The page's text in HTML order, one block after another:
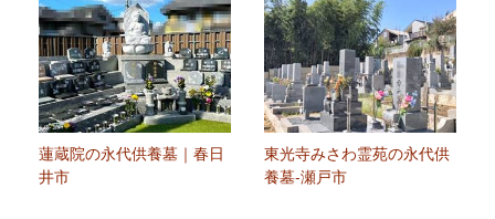
蓮蔵院の永代供養墓｜春日
井市
東光寺みさわ霊苑の永代供
養墓-瀬戸市